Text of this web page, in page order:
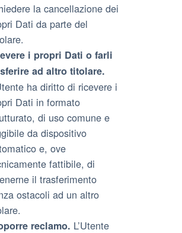
la cancellazione dei
Dati da parte del
i propri Dati o farli
ad altro titolare.
ha diritto di ricevere i
Dati in formato
di uso comune e
da dispositivo
e, ove
fattibile, di
il trasferimento
ostacoli ad un altro
reclamo. L’Utente